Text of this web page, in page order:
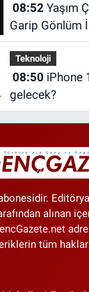
08:52Yaşım Çok Genç İse de
Garip Gönlüm
Olarak
Teknoloji
08:50
gelecek?
alınan
tüm